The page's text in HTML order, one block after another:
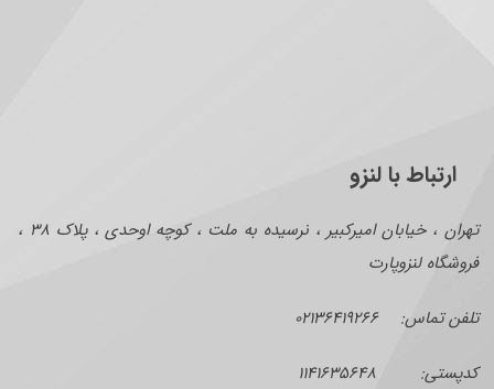
ارتباط با لنزو
تهران ، خیابان امیرکبیر ، نرسیده به ملت ، کوچه اوحدی ، پلاک ۳۸ ،
فروشگاه لنزوپارت
تلفن تماس: ۰۲۱۳۶۴۱۹۲۶۶
کدپستی: ۱۱۴۱۶۳۵۶۴۸